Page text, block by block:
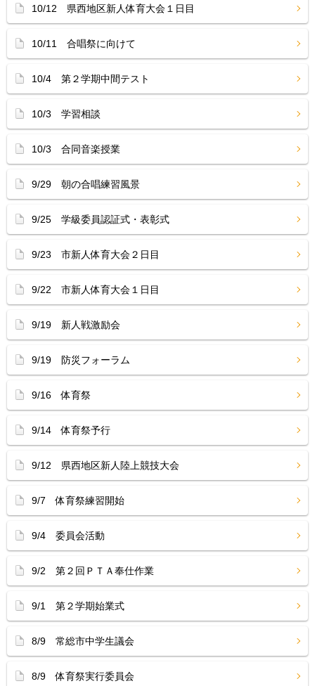
10/12 県西地区新人体育大会１日目
10/11 合唱祭に向けて
10/4 第２学期中間テスト
10/3 学習相談
10/3 合同音楽授業
9/29 朝の合唱練習風景
9/25 学級委員認証式・表彰式
9/23 市新人体育大会２日目
9/22 市新人体育大会１日目
9/19 新人戦激励会
9/19 防災フォーラム
9/16 体育祭
9/14 体育祭予行
9/12 県西地区新人陸上競技大会
9/7 体育祭練習開始
9/4 委員会活動
9/2 第２回ＰＴＡ奉仕作業
9/1 第２学期始業式
8/9 常総市中学生議会
8/9 体育祭実行委員会